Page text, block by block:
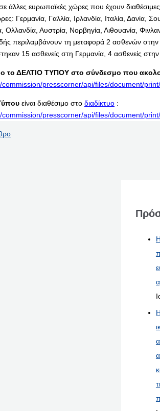
άλλες ευρωπαϊκές χώρες που έχουν διαθέσιμες
Γερμανία, Γαλλία, Ιρλανδία, Ιταλία, Δανία,
Ολλανδία, Αυστρία, Νορβηγία, Λιθουανία,
περιλαμβάνουν τη μεταφορά 2 ασθενών
15 ασθενείς στη Γερμανία, 4 ασθενείς
το ΔΕΛΤΙΟ ΤΥΠΟΥ στο σύνδεσμο που
presscorner/api/files/document/
είναι διαθέσιμο στο διαδίκτυο :
presscorner/api/files/document/